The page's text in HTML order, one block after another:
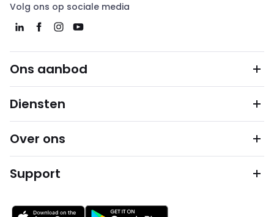
Volg ons op sociale media
Ons aanbod
Diensten
Over ons
Support